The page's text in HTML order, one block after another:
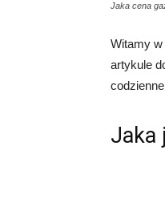
Jaka cena
Witamy w
artykule
Jaka